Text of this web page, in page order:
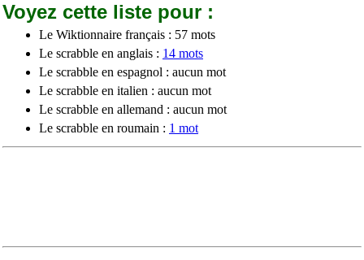
Voyez cette liste pour :
Le Wiktionnaire français : 57 mots
Le scrabble en anglais : 14 mots
Le scrabble en espagnol : aucun mot
Le scrabble en italien : aucun mot
Le scrabble en allemand : aucun mot
Le scrabble en roumain : 1 mot